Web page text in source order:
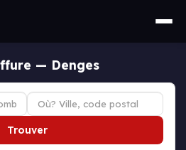
— Denges
Trouver